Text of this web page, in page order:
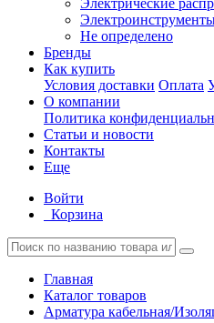
Электрические
Не определено
Бренды
Как купить
Условия доставки Оплата
О компании
Политика
Статьи и новости
Контакты
Еще
Войти
Корзина
Главная
Каталог товаров
Арматура кабельная/